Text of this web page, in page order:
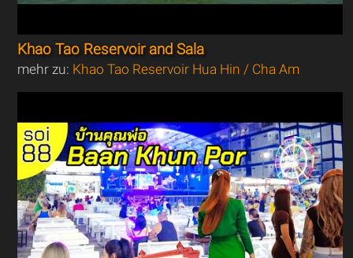
Khao Tao Reservoir and Sala
mehr zu: Khao Tao Reservoir Hua Hin / Cha Am